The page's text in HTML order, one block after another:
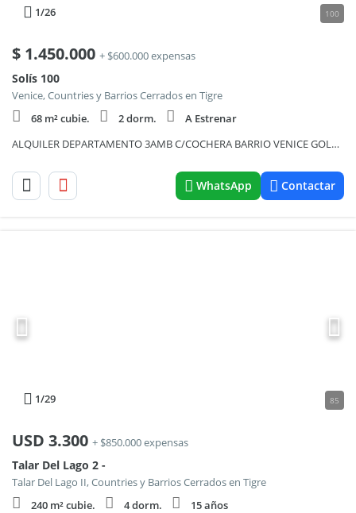
1/26 100
$ 1.450.000 + $600.000 expensas
Solís 100
Venice, Countries y Barrios Cerrados en Tigre
68 m² cubie.
2 dorm.
A Estrenar
ALQUILER DEPARTAMENTO 3AMB C/COCHERA BARRIO VENICE GOLETAS II TIGRE
WhatsApp Contactar
1/29 85
USD 3.300 + $850.000 expensas
Talar Del Lago 2 -
Talar Del Lago II, Countries y Barrios Cerrados en Tigre
240 m² cubie.
4 dorm.
15 años